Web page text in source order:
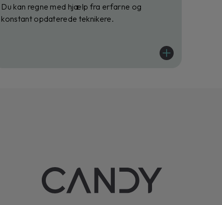
Du kan regne med hjælp fra erfarne og
konstant opdaterede teknikere.